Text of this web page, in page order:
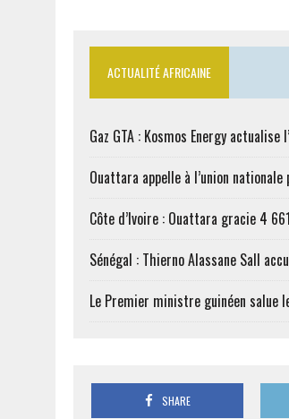
ACTUALITÉ AFRICAINE
Gaz GTA : Kosmos Energy
Ouattara appelle à l’union
Côte d’Ivoire : Ouattara gracie 4
Sénégal : Thierno Alassane Sall
Le Premier ministre guinéen salue
SHARE